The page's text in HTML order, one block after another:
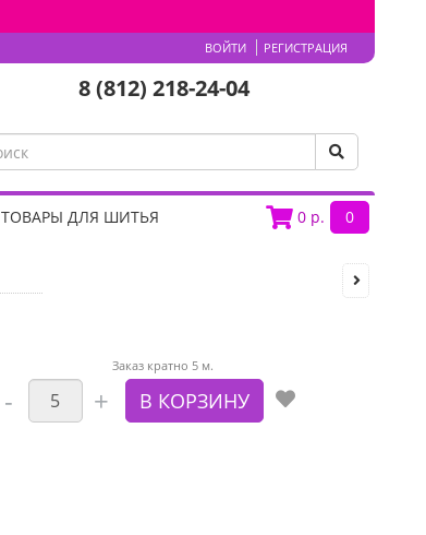
ВОЙТИ РЕГИСТРАЦИЯ
8 (812) 218-24-04
0 р. 0
ТОВАРЫ ДЛЯ ШИТЬЯ
Заказ кратно 5 м.